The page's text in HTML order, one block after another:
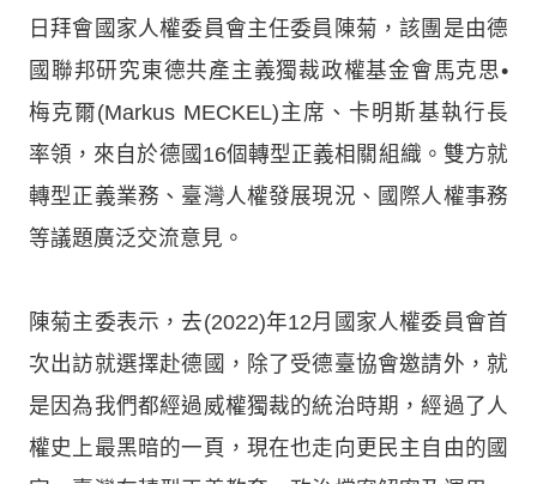
日拜會國家人權委員會主任委員陳菊，該團是由德
國聯邦研究東德共產主義獨裁政權基金會馬克思•
梅克爾(Markus MECKEL)主席、卡明斯基執行長
率領，來自於德國16個轉型正義相關組織。雙方就
轉型正義業務、臺灣人權發展現況、國際人權事務
等議題廣泛交流意見。
陳菊主委表示，去(2022)年12月國家人權委員會首
次出訪就選擇赴德國，除了受德臺協會邀請外，就
是因為我們都經過威權獨裁的統治時期，經過了人
權史上最黑暗的一頁，現在也走向更民主自由的國